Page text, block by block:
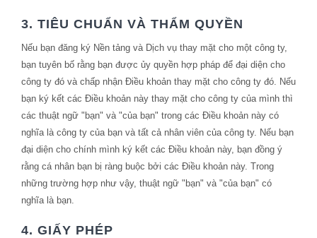
3. TIÊU CHUẨN VÀ THẨM QUYỀN
Nếu bạn đăng ký Nền tảng và Dịch vụ thay mặt cho một công ty,
bạn tuyên bố rằng bạn được ủy quyền hợp pháp để đại diện cho
công ty đó và chấp nhận Điều khoản thay mặt cho công ty đó. Nếu
bạn ký kết các Điều khoản này thay mặt cho công ty của mình thì
các thuật ngữ "bạn" và "của bạn" trong các Điều khoản này có
nghĩa là công ty của bạn và tất cả nhân viên của công ty. Nếu bạn
đại diện cho chính mình ký kết các Điều khoản này, bạn đồng ý
rằng cá nhân bạn bị ràng buộc bởi các Điều khoản này. Trong
những trường hợp như vậy, thuật ngữ "bạn" và "của bạn" có
nghĩa là bạn.
4. GIẤY PHÉP